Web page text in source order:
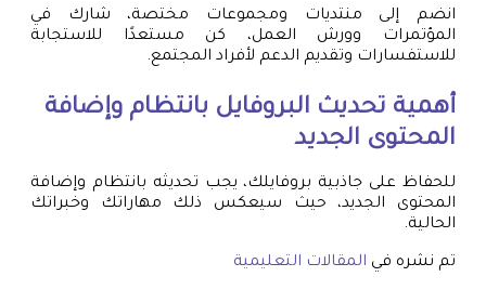
انضم إلى منتديات ومجموعات مختصة، شارك في
المؤتمرات وورش العمل، كن مستعدًا للاستجابة
للاستفسارات وتقديم الدعم لأفراد المجتمع.
أهمية تحديث البروفايل بانتظام وإضافة
المحتوى الجديد
للحفاظ على جاذبية بروفايلك، يجب تحديثه بانتظام وإضافة
المحتوى الجديد، حيث سيعكس ذلك مهاراتك وخبراتك
الحالية.
تم نشره في المقالات التعليمية